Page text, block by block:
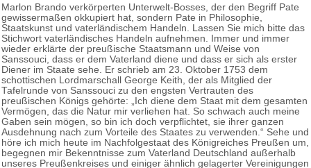
Marlon Brando verkörperten Unterwelt-Bosses, der den Begriff Pate
gewissermaßen okkupiert hat, sondern Pate in Philosophie,
Staatskunst und vaterländischem Handeln. Lassen Sie mich bitte das
Stichwort vaterländisches Handeln aufnehmen. Immer und immer
wieder erklärte der preußische Staatsmann und Weise von
Sanssouci, dass er dem Vaterland diene und dass er sich als erster
Diener im Staate sehe. Er schrieb am 23. Oktober 1753 dem
schottischen Lordmarschall George Keith, der als Mitglied der
Tafelrunde von Sanssouci zu den engsten Vertrauten des
preußischen Königs gehörte: „Ich diene dem Staat mit dem gesamten
Vermögen, das die Natur mir verliehen hat. So schwach auch meine
Gaben sein mögen, so bin ich doch verpflichtet, sie ihrer ganzen
Ausdehnung nach zum Vorteile des Staates zu verwenden.“ Sehe und
höre ich mich heute im Nachfolgestaat des Königreiches Preußen um,
begegnen mir Bekenntnisse zum Vaterland Deutschland außerhalb
unseres Preußenkreises und einiger ähnlich gelagerter Vereinigungen